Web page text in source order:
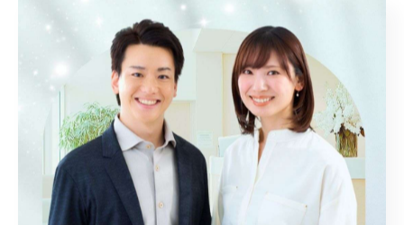
例えば、プロフィール作成や写真選びもカウンセラーと
相談しながらブラッシュアップし、第一印象を大切にし
ています。さらに、出会いのチャンスを前向きに捉え、
お見合いの機会を積極的に活用する姿勢が結果に結びつ
いています。
注意点としては、スピードを重視しすぎて妥協してしま
うリスクがあります。成婚経験のあるカウンセラーがサ
ポートすることで、焦らず納得のいく婚活を実現できる